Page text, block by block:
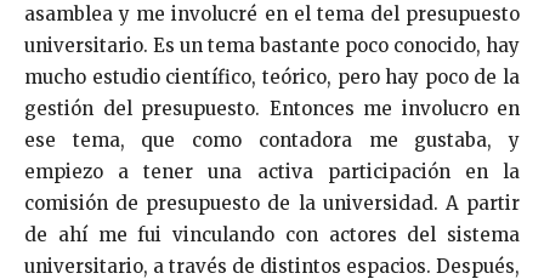
asamblea y me involucré en el tema del presupuesto
universitario. Es un tema bastante poco conocido, hay
mucho estudio científico, teórico, pero hay poco de la
gestión del presupuesto. Entonces me involucro en
ese tema, que como contadora me gustaba, y
empiezo a tener una activa participación en la
comisión de presupuesto de la universidad. A partir
de ahí me fui vinculando con actores del sistema
universitario, a través de distintos espacios. Después,